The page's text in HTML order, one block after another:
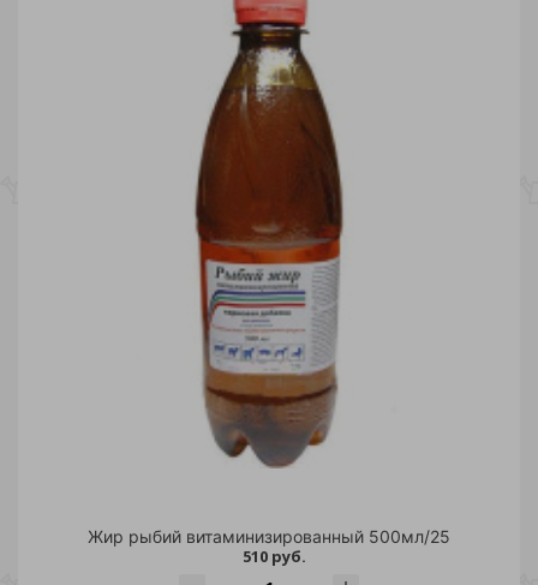
Жир рыбий витаминизированный 500мл/25
510 руб.